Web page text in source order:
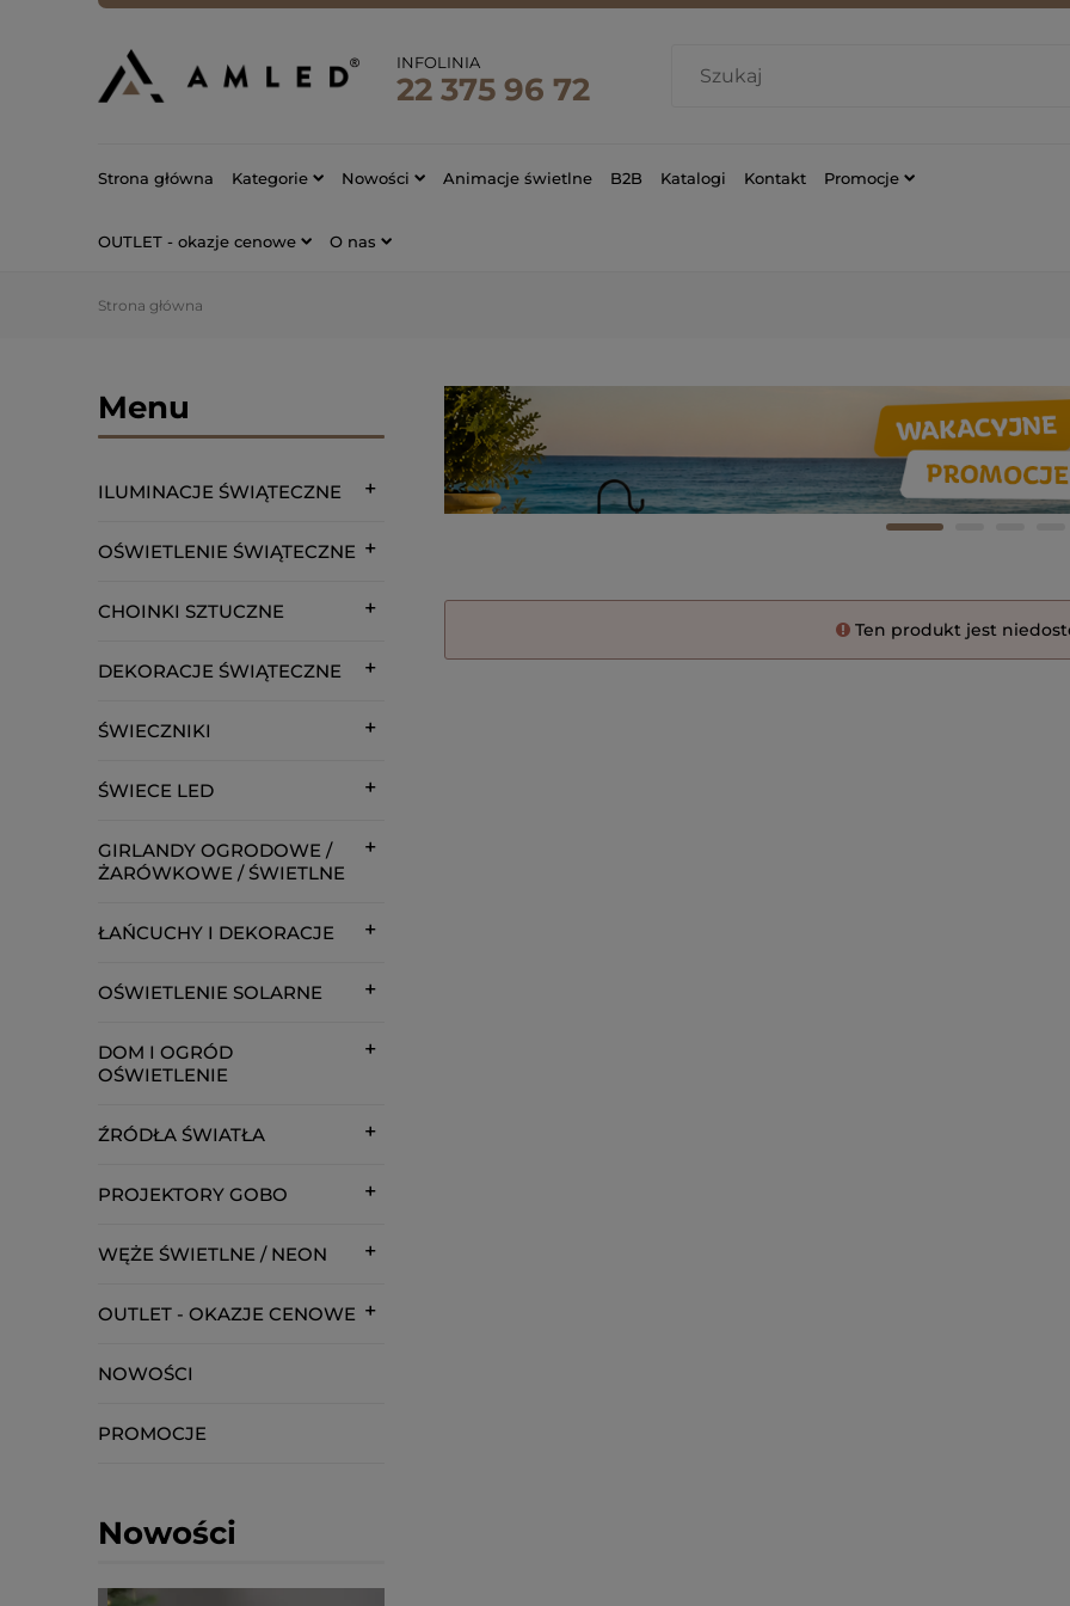
INFOLINIA
22 375 96 72
Strona główna Kategorie Nowości Animacje świetlne B2B Katalogi Kontakt Promocje
OUTLET - okazje cenowe O nas
Strona główna
Menu
ILUMINACJE ŚWIĄTECZNE
OŚWIETLENIE ŚWIĄTECZNE
CHOINKI SZTUCZNE
DEKORACJE ŚWIĄTECZNE
ŚWIECZNIKI
ŚWIECE LED
GIRLANDY OGRODOWE /
ŻARÓWKOWE / ŚWIETLNE
ŁAŃCUCHY I DEKORACJE
OŚWIETLENIE SOLARNE
DOM I OGRÓD
OŚWIETLENIE
ŹRÓDŁA ŚWIATŁA
PROJEKTORY GOBO
WĘŻE ŚWIETLNE / NEON
OUTLET - OKAZJE CENOWE
NOWOŚCI
PROMOCJE
Nowości
Ten produkt jest